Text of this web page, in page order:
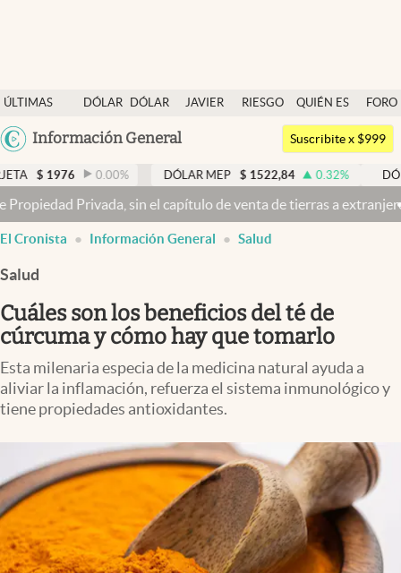
ÚLTIMAS
NOTICIAS
DÓLAR
DÓLAR
JAVIER
RIESGO
QUIÉN ES
QUIÉN
FORO
Argentina
México
Información General
Dólar
Members
Economía y Política
Finanzas y Mercados
Mercados Online
Columnistas
Otras secciones
Apertura
Infotechnology
Clima
Mundial 2026
Eventos Corporativos
Suscribite x $999
0.00% DÓLAR MEP $ 1522,84 0.32% DÓLAR BNA $
capítulo de venta de tierras a extranjerosDólar hoy y dólar blue
El Cronista Información General Salud
Salud
Cuáles son los beneficios del té de
cúrcuma y cómo hay que tomarlo
Esta milenaria especia de la medicina natural ayuda a
aliviar la inflamación, refuerza el sistema inmunológico y
tiene propiedades antioxidantes.